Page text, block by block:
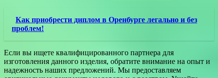
Как приобрести диплом в Оренбурге легально и без
проблем!
Если вы ищете квалифицированного партнера для
изготовления данного изделия, обратите внимание на опыт и
надежность наших предложений. Мы предоставляем